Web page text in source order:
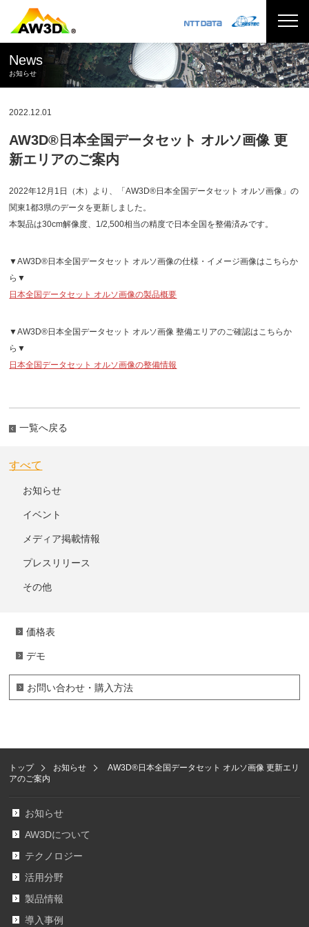
News
お知らせ
2022.12.01
AW3D®日本全国データセット オルソ画像 更
新エリアのご案内
2022年12月1日（木）より、「AW3D®日本全国データセット オルソ画像」の
関東1都3県のデータを更新しました。
本製品は30cm解像度、1/2,500相当の精度で日本全国を整備済みです。
▼AW3D®日本全国データセット オルソ画像の仕様・イメージ画像はこちらか
ら▼
日本全国データセット オルソ画像の製品概要
▼AW3D®日本全国データセット オルソ画像 整備エリアのご確認はこちらか
ら▼
日本全国データセット オルソ画像の整備情報
一覧へ戻る
すべて
お知らせ
イベント
メディア掲載情報
プレスリリース
その他
価格表
デモ
お問い合わせ・購入方法
トップ お知らせ
AW3D®日本全国データセット オルソ画像 更新エリ
アのご案内
お知らせ
AW3Dについて
テクノロジー
活用分野
製品情報
導入事例